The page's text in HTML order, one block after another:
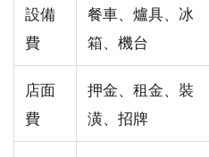
設備
費
餐車、爐具、冰
箱、機台
店面
費
押金、租金、裝
潢、招牌